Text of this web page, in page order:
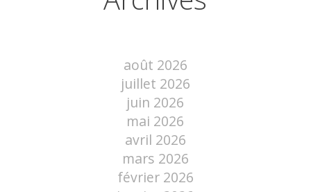
août 2026
juillet 2026
juin 2026
mai 2026
avril 2026
mars 2026
février 2026